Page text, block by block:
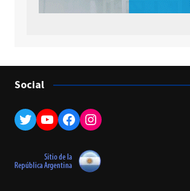
Social
Twitter
YouTube
Facebook
Instagram